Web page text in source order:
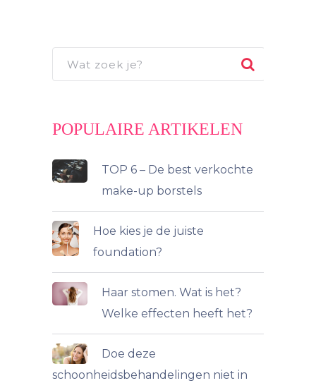
POPULAIRE ARTIKELEN
TOP 6 – De best verkochte
make-up borstels
Hoe kies je de juiste
foundation?
Haar stomen. Wat is het?
Welke effecten heeft het?
Doe deze
schoonheidsbehandelingen niet in